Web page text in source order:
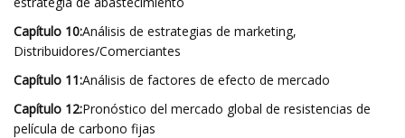
Capítulo 10:Análisis de estrategias de marketing,
Distribuidores/Comerciantes
Capítulo 11:Análisis de factores de efecto de mercado
Capítulo 12:Pronóstico del mercado global de resistencias de
película de carbono fijas